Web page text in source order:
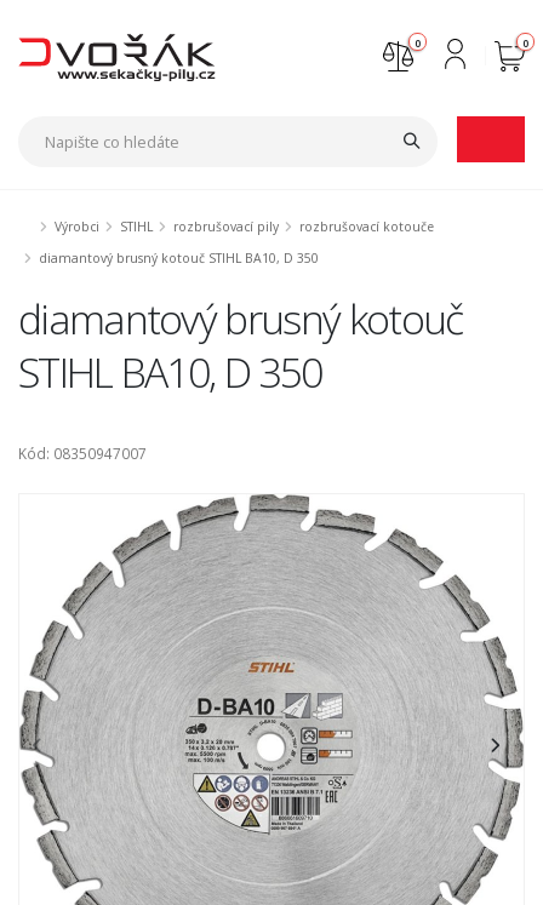
0
0
Výrobci STIHL rozbrušovací pily
rozbrušovací kotouče
diamantový brusný kotouč STIHL BA10, D 350
diamantový brusný kotouč
STIHL BA10, D 350
Kód: 08350947007